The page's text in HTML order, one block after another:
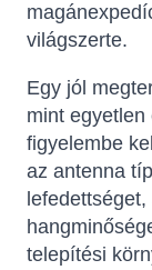
világszerte.
Egy jól
mint egyetlen
figyelembe
az antenna
telepítési